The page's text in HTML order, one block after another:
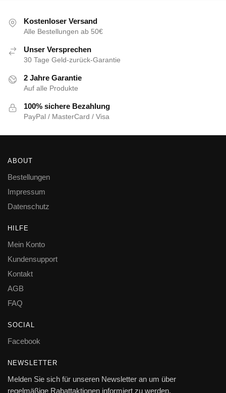
Kostenloser Versand
Alle Bestellungen ab 50€
Unser Versprechen
30 Tage Geld-zurück-Garantie
2 Jahre Garantie
Auf alle Produkte
100% sichere Bezahlung
PayPal / MasterCard / Visa
ABOUT
Bestellungen
Impressum
Datenschutz
HILFE
Mein Konto
Kundensupport
Kontakt
AGB
FAQ
SOCIAL
Facebook
NEWSLETTER
Melden Sie sich für unseren Newsletter an um über
regelmäßige Rabattaktionen informiert zu werden.